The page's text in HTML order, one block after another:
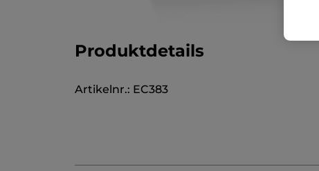
Produktdetails
Artikelnr.: EC383